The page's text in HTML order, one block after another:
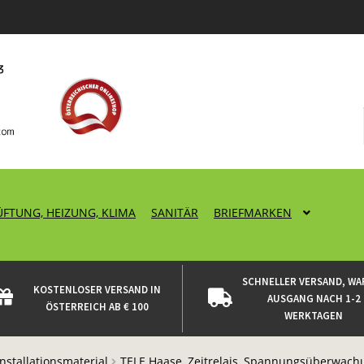
HEIZUNG, KLIMA SANITÄR BRIEFMARKEN
KOSTENLOSER VERSAND IN
ÖSTERREICH AB € 100
SCHNELLER VERSAND,
AUSGANG NACH 1-2
WERKTAGEN